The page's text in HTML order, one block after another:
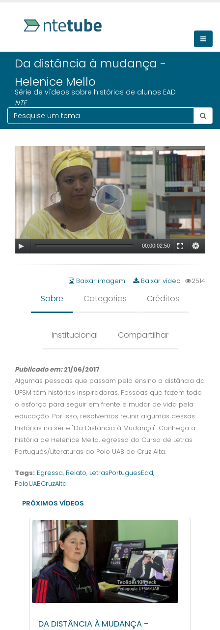
Da distância à mudança -
Helenice Mello
Série de vídeos sobre histórias de alunos EAD
NTE
00:00|02:50
Baixar imagem Baixar vídeo 2514
Sobre Categorias Créditos
Institucional Compartilhar
Publicado em:21/06/2017
Algumas pessoas que passam pelo ensino a distância da
UFSM têm histórias inspiradoras. Pessoas que fazem todo
o esforço para seguir em frente e mudar de vida pela
educação. Por isso, resolvemos reunir algumas dessas
histórias na série "Da Distância à Mudança". Conheça a
história de Helenice Mello, egressa do Curso de Letras
Português/Literaturas do Polo UAB de Cruz Alta.
Tags: Egressa, Relato, LetrasPortuguesEad,
PoloUABCruzAlta
PRÓXIMOS VÍDEOS
DA DISTÂNCIA À MUDANÇA -